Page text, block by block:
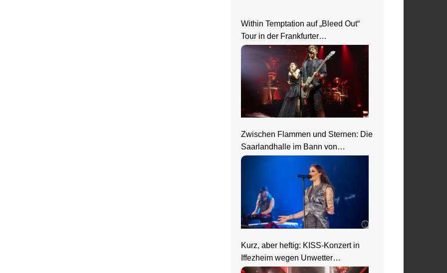
Within Temptation auf „Bleed Out“
Tour in der Frankfurter
Jahrhunderthalle
Zwischen Flammen und Sternen: Die
Saarlandhalle im Bann von
Nightwish
Kurz, aber heftig: KISS-Konzert in
Iffezheim wegen Unwetter
abgebrochen